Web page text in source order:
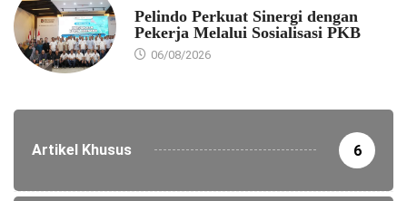
Pelindo Perkuat Sinergi dengan
Pekerja Melalui Sosialisasi PKB
06/08/2026
Artikel Khusus 6